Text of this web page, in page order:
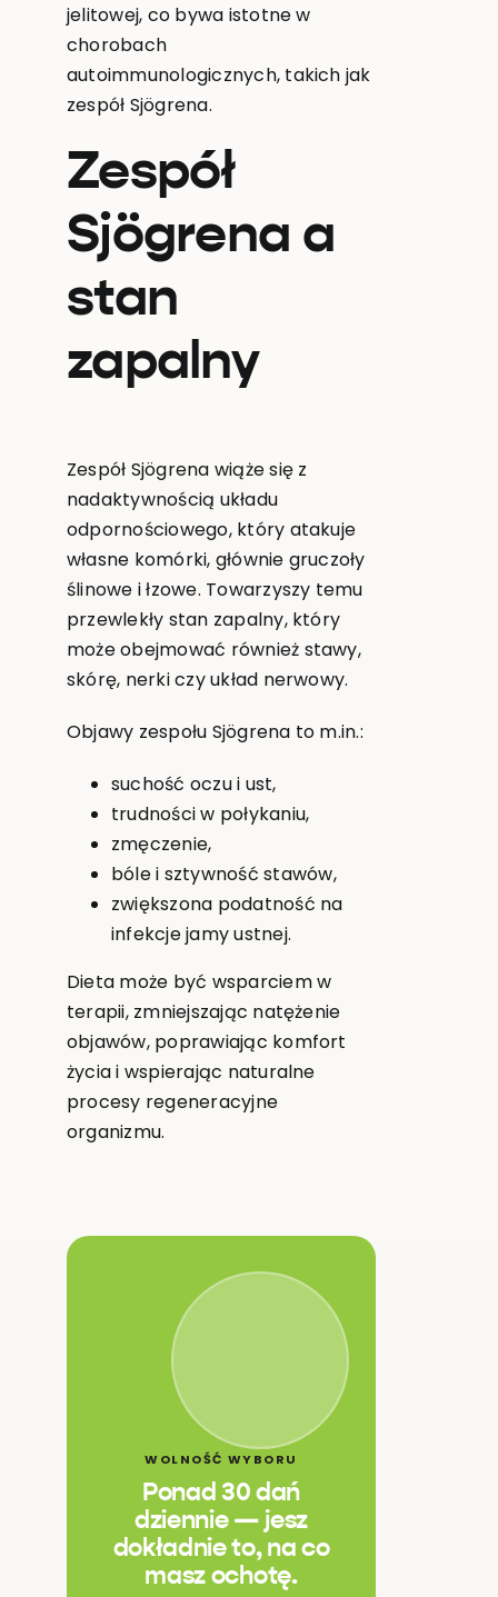
jelitowej, co bywa istotne w
chorobach
autoimmunologicznych, takich jak
zespół Sjögrena.
Zespół
Sjögrena a
stan
zapalny
Zespół Sjögrena wiąże się z
nadaktywnością układu
odpornościowego, który atakuje
własne komórki, głównie gruczoły
ślinowe i łzowe. Towarzyszy temu
przewlekły stan zapalny, który
może obejmować również stawy,
skórę, nerki czy układ nerwowy.
Objawy zespołu Sjögrena to m.in.:
suchość oczu i ust,
trudności w połykaniu,
zmęczenie,
bóle i sztywność stawów,
zwiększona podatność na
infekcje jamy ustnej.
Dieta może być wsparciem w
terapii, zmniejszając natężenie
objawów, poprawiając komfort
życia i wspierając naturalne
procesy regeneracyjne
organizmu.
WOLNOŚĆ WYBORU
Ponad 30 dań
dziennie — jesz
dokładnie to, na co
masz ochotę.